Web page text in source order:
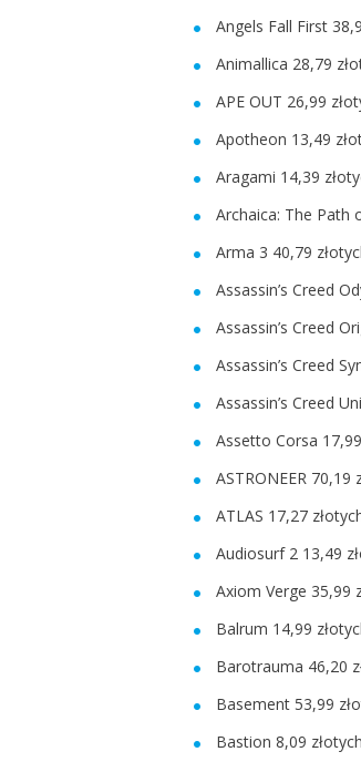
Angels Fall First
Animallica 28,79
APE OUT 26,99
Apotheon 13,49
Aragami 14,39
Archaica: The Path
Arma 3 40,79
Assassin’s Creed
Assassin’s Creed
Assassin’s Creed
Assassin’s Creed
Assetto Corsa
ASTRONEER
ATLAS 17,27
Audiosurf 2 13,49
Axiom Verge 35,99
Balrum 14,99
Barotrauma 46,20
Basement 53,99
Bastion 8,09